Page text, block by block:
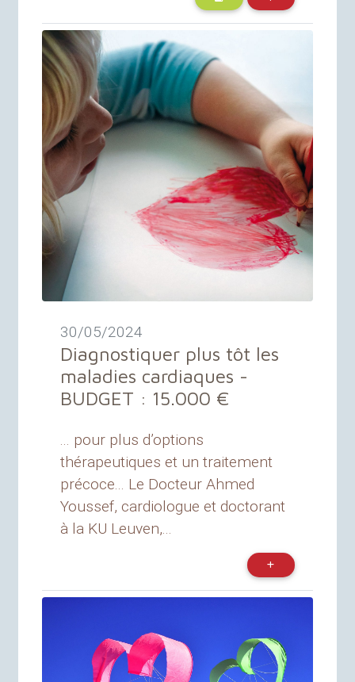
30/05/2024
Diagnostiquer plus tôt les
maladies cardiaques -
BUDGET : 15.000 €
... pour plus d’options
thérapeutiques et un traitement
précoce... Le Docteur Ahmed
Youssef, cardiologue et doctorant
à la KU Leuven,...